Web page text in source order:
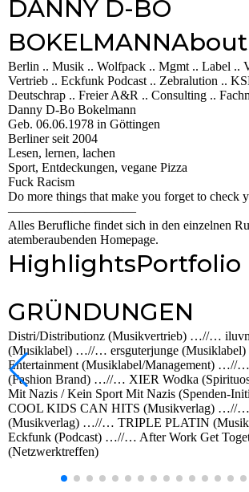
DANNY D-BO
BOKELMANNAbout
Berlin .. Musik .. Wolfpack .. Mgmt .. Label ..
Vertrieb .. Eckfunk Podcast .. Zebralution ..
Deutschrap .. Freier A&R .. Consulting ..
Danny D-Bo Bokelmann
Geb. 06.06.1978 in Göttingen
Berliner seit 2004
Lesen, lernen, lachen
Sport, Entdeckungen, vegane Pizza
Fuck Racism
Do more things that make you forget to check
——————————
Alles Berufliche findet sich in den einzelnen
atemberaubenden Homepage.
HighlightsPortfolio
GRÜNDUNGEN
Distri/Distributionz (Musikvertrieb) …//…
(Musiklabel) …//… ersguterjunge
Entertainment (Musiklabel/Management) …//
(Fashion Brand) …//… XIER Wodka
Mit Nazis / Kein Sport Mit Nazis (Spenden-
COOL KIDS CAN HITS (Musikverlag) …//
(Musikverlag) …//… TRIPLE PLATIN
Eckfunk (Podcast) …//… After Work Get
(Netzwerktreffen)